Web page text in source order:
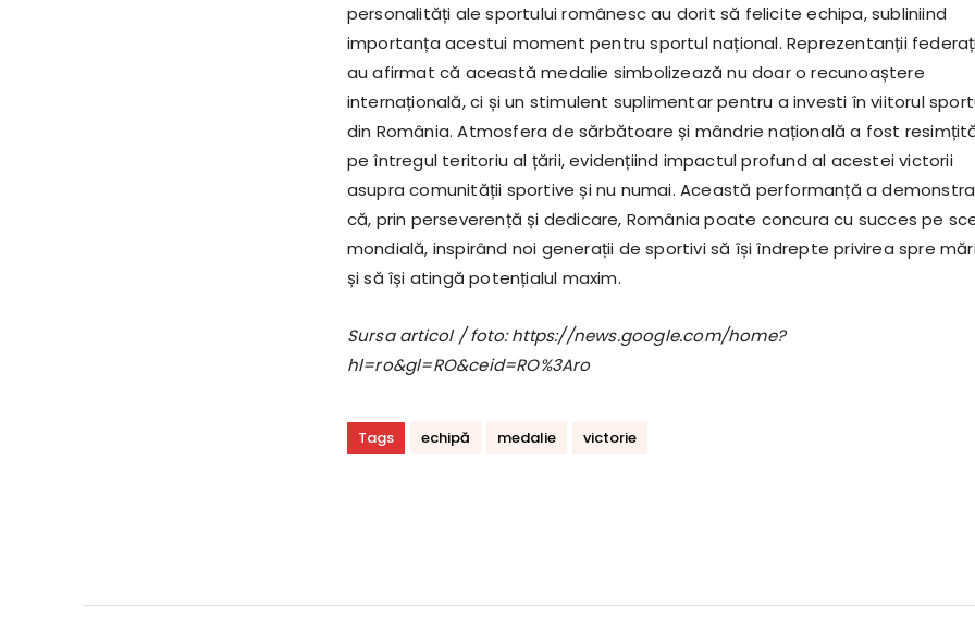
personalități ale sportului românesc au dorit să felicite echipa, subliniind
importanța acestui moment pentru sportul național. Reprezentanții
au afirmat că această medalie simbolizează nu doar o recunoaștere
internațională, ci și un stimulent suplimentar pentru a investi în viitorul
din România. Atmosfera de sărbătoare și mândrie națională a fost
pe întregul teritoriu al țării, evidențiind impactul profund al acestei victorii
asupra comunității sportive și nu numai. Această performanță a
că, prin perseverență și dedicare, România poate concura cu succes pe
mondială, inspirând noi generații de sportivi să își îndrepte privirea spre
și să își atingă potențialul maxim.
Sursa articol / foto: https://news.google.com/home?
hl=ro&gl=RO&ceid=RO%3Aro
Tags echipă medalie victorie